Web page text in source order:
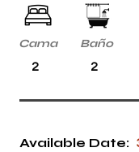
Cama Baño
2 2
Available Date: